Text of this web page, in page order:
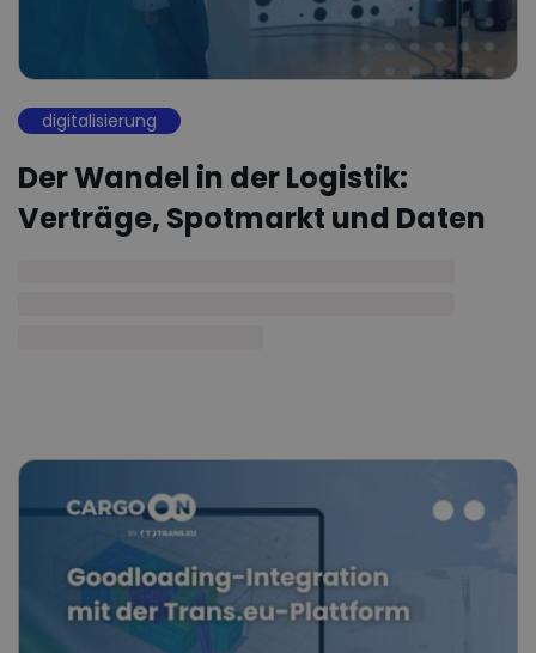
digitalisierung
Der Wandel in der Logistik:
Verträge, Spotmarkt und Daten